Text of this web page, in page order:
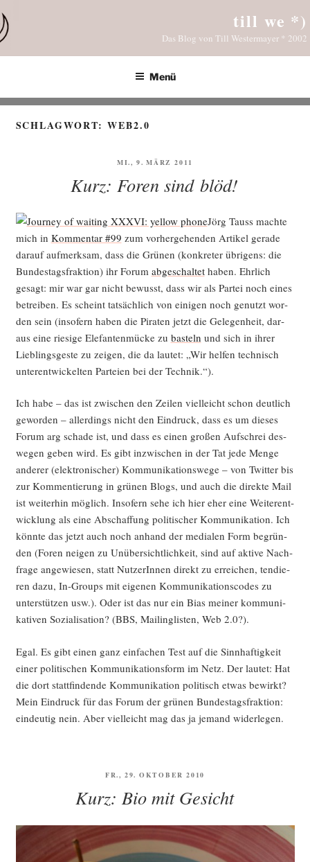
Inhalt
springen
till we *)
Das Blog von Till Westermayer * 2002
Menü
SCHLAGWORT:WEB2.0
VERÖFFENTLICHT
MI., 9. MÄRZ 2011
Kurz: Foren sind blöd!
Jörg Tauss mach­te
mich in Kom­men­tar #99 zum vor­her­ge­hen­den Arti­kel gera­de
dar­auf auf­merk­sam, dass die Grü­nen (kon­kre­ter übri­gens: die
Bun­des­tags­frak­ti­on) ihr Forum abge­schal­tethaben. Ehr­lich
gesagt: mir war gar nicht bewusst, dass wir als Par­tei noch eines
betrei­ben. Es scheint tat­säch­lich von eini­gen noch genutzt wor­
den sein (inso­fern haben die Pira­ten jetzt die Gele­gen­heit, dar­
aus eine rie­si­ge Ele­fan­ten­mü­cke zu bas­teln und sich in ihrer
Lieb­lings­ges­te zu zei­gen, die da lau­tet: „Wir hel­fen tech­nisch
unter­ent­wi­ckel­ten Par­tei­en bei der Technik.“).
Ich habe – das ist zwi­schen den Zei­len viel­leicht schon deut­lich
gewor­den – aller­dings nicht den Ein­druck, dass es um die­ses
Forum arg scha­de ist, und dass es einen gro­ßen Auf­schrei des­
we­gen geben wird. Es gibt inzwi­schen in der Tat jede Men­ge
ande­rer (elek­tro­ni­scher) Kom­mu­ni­ka­ti­ons­we­ge – von Twit­ter bis
zur Kom­men­tie­rung in grü­nen Blogs, und auch die direk­te Mail
ist wei­ter­hin mög­lich. Inso­fern sehe ich hier eher eine Wei­ter­ent­
wick­lung als eine Abschaf­fung poli­ti­scher Kom­mu­ni­ka­ti­on. Ich
könn­te das jetzt auch noch anhand der media­len Form begrün­
den (Foren nei­gen zu Unüber­sicht­lich­keit, sind auf akti­ve Nach­
fra­ge ange­wie­sen, statt Nut­ze­rIn­nen direkt zu errei­chen, ten­die­
ren dazu, In-Groups mit eige­nen Kom­mu­ni­ka­ti­ons­codes zu
unter­stüt­zen usw.). Oder ist das nur ein Bias mei­ner kom­mu­ni­
ka­ti­ven Sozia­li­sa­ti­on? (BBS, Mai­ling­lis­ten, Web 2.0?).
Egal. Es gibt einen ganz ein­fa­chen Test auf die Sinn­haf­tig­keit
einer poli­ti­schen Kom­mu­ni­ka­ti­ons­form im Netz. Der lau­tet: Hat
die dort statt­fin­den­de Kom­mu­ni­ka­ti­on poli­tisch etwas bewirkt?
Mein Ein­druck für das Forum der grü­nen Bun­des­tags­frak­ti­on:
ein­deu­tig nein. Aber viel­leicht mag das ja jemand widerlegen.
VERÖFFENTLICHT
FR., 29. OKTOBER 2010
Kurz: Bio mit Gesicht